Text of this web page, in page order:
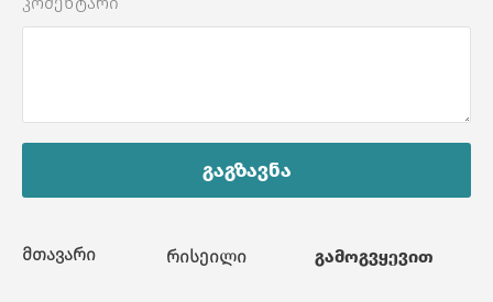
მთავარი რისეილი გამოგვყევით
გაგზავნა